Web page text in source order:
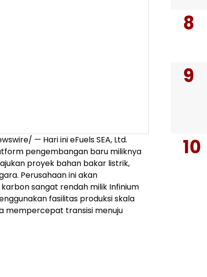
— Hari ini eFuels SEA, Ltd.
pengembangan baru miliknya
proyek bahan bakar listrik,
Perusahaan ini akan
sangat rendah milik Infinium
fasilitas produksi skala
mempercepat transisi menuju